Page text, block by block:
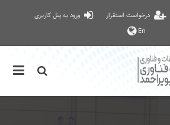
درخواست استقرار
ورود به پنل کاربری
En